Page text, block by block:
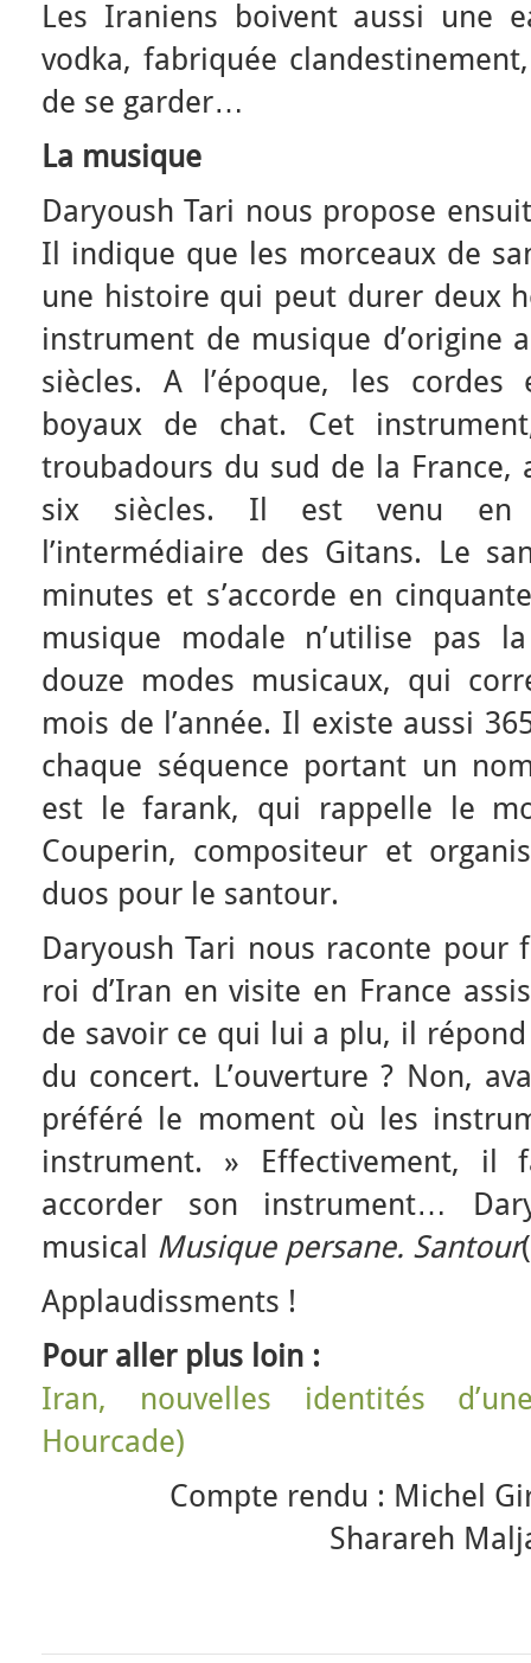
Les Iraniens boivent aussi une
vodka, fabriquée
de se garder…
La musique
Daryoush Tari nous propose
Il indique que les morceaux de
une histoire qui peut durer deux
instrument de musique d’origine
siècles. A l’époque, les
boyaux de chat. Cet
troubadours du sud de la France,
six siècles. Il est venu en
l’intermédiaire des Gitans. Le
minutes et s’accorde en
musique modale n’utilise pas
douze modes musicaux, qui
mois de l’année. Il existe aussi
chaque séquence portant un
est le farank, qui rappelle le
Couperin, compositeur et
duos pour le santour.
Daryoush Tari nous raconte pour
roi d’Iran en visite en France
de savoir ce qui lui a plu, il
du concert. L’ouverture ? Non,
préféré le moment où les
instrument. » Effectivement, il
accorder son instrument…
musical Musique persane. Santour
Applaudissments !
Pour aller plus loin :
Iran, nouvelles identités
Hourcade)
Compte rendu : Michel
Sharareh